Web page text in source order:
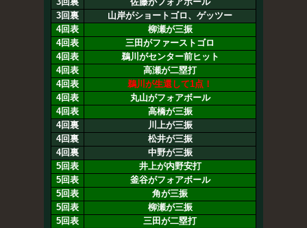
3回裏
山岸がショートゴロ、ゲッツー
4回表
柳瀬が三振
4回表
三田がファーストゴロ
4回表
鵜川がセンター前ヒット
4回表
高瀬が二塁打
4回表
鵜川が生還して1点！
4回表
丸山がフォアボール
4回表
高橋が三振
4回裏
川上が三振
4回裏
松井が三振
4回裏
中野が三振
5回表
井上が内野安打
5回表
釜谷がフォアボール
5回表
角が三振
5回表
柳瀬が三振
5回表
三田が二塁打